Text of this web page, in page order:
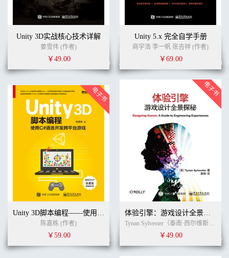
Unity 3D实战核心技术详解
姜雪伟 (作者)
￥49.00
Unity 5.x 完全自学手册
商宇浩 李一帆 张吉祥 (作者)
￥69.00
Unity 3D脚本编程——使用C#语言开发跨平台游戏
陈嘉栋 (作者)
￥59.00
体验引擎：游戏设计全景探秘
Tynan Sylvester（泰南·西尔维斯特） (作者)
￥49.00